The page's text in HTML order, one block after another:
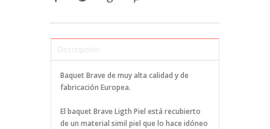
Descripción
Baquet Brave de muy alta calidad y de
fabricación Europea.
El baquet Brave Ligth Piel está recubierto
de un material simil piel que lo hace idóneo